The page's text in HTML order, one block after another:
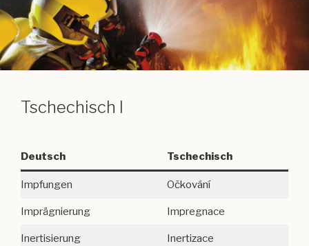
Tschechisch I
Deutsch Tschechisch
Impfungen Očkování
Imprägnierung Impregnace
Inertisierung Inertizace